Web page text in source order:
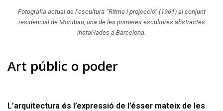
Fotografia actual de l’escultura “Ritme i projecció” (1961) al conjunt
residencial de Montbau, una de les primeres escultures abstractes
instal·lades a Barcelona.
Art públic o poder
L’arquitectura és l’expressió de l’ésser mateix de les